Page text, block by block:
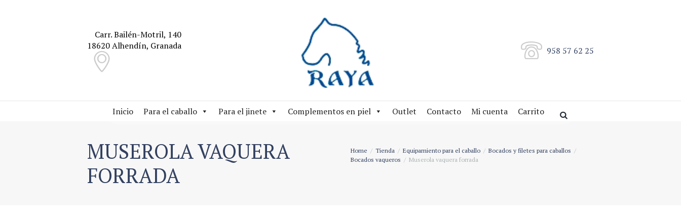
Carr. Bailén-Motril, 140
18620 Alhendín, Granada
958 57 62 25
Inicio Para el caballo Para el jinete Complementos en piel Outlet Contacto Mi cuenta Carrito
MUSEROLA VAQUERA
FORRADA
Home Tienda Equipamiento para el caballo
Bocados y filetes para caballos
Bocados vaqueros
Muserola vaquera forrada